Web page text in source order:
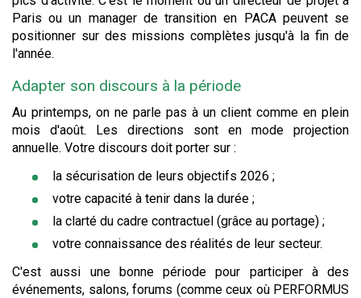
Paris ou un manager de transition en PACA peuvent se
positionner sur des missions complètes jusqu'à la fin de
l'année.
Adapter son discours à la période
Au printemps, on ne parle pas à un client comme en plein
mois d'août. Les directions sont en mode projection
annuelle. Votre discours doit porter sur :
la sécurisation de leurs objectifs 2026 ;
votre capacité à tenir dans la durée ;
la clarté du cadre contractuel (grâce au portage) ;
votre connaissance des réalités de leur secteur.
C'est aussi une bonne période pour participer à des
événements, salons, forums (comme ceux où PERFORMUS